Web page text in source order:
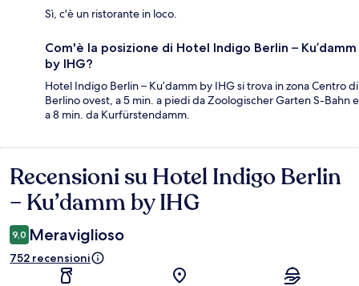
Sì, c'è un ristorante in loco.
Com'è la posizione di Hotel Indigo Berlin – Ku’damm
by IHG?
Hotel Indigo Berlin – Ku’damm by IHG si trova in zona Centro di
Berlino ovest, a 5 min. a piedi da Zoologischer Garten S-Bahn e
a 8 min. da Kurfürstendamm.
Recensioni
Recensioni su Hotel Indigo Berlin
– Ku’damm by IHG
9,0 Meraviglioso
752 recensioni